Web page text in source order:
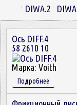
DIWA.2
Ось DIFF.4
58 2610 10
Марка: Voith
Подробнее